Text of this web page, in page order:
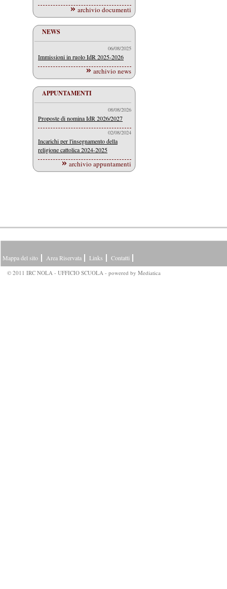
archivio documenti
NEWS
06/08/2025
Immissioni in ruolo IdR 2025-2026
archivio news
APPUNTAMENTI
08/08/2026
Proposte di nomina IdR 2026/2027
02/08/2024
Incarichi per l'insegnamento della
religione cattolica 2024-2025
archivio appuntamenti
Mappa del sito Area Riservata Links Contatti
© 2011 IRC NOLA - UFFICIO SCUOLA - powered by Mediatica